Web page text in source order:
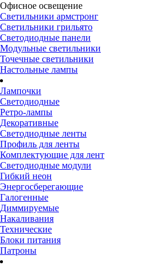
Офисное освещение
Светильники армстронг
Светильники грильято
Светодиодные панели
Модульные светильники
Точечные светильники
Настольные лампы
Лампочки
Светодиодные
Ретро-лампы
Декоративные
Светодиодные ленты
Профиль для ленты
Комплектующие для лент
Светодиодные модули
Гибкий неон
Энергосберегающие
Галогенные
Диммируемые
Накаливания
Технические
Блоки питания
Патроны